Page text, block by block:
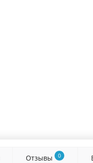
Отзывы 0